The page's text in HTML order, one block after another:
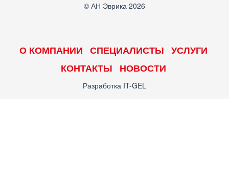
© АН Эврика 2026
О КОМПАНИИ СПЕЦИАЛИСТЫ УСЛУГИ
КОНТАКТЫ
НОВОСТИ
Разработка IT-GEL